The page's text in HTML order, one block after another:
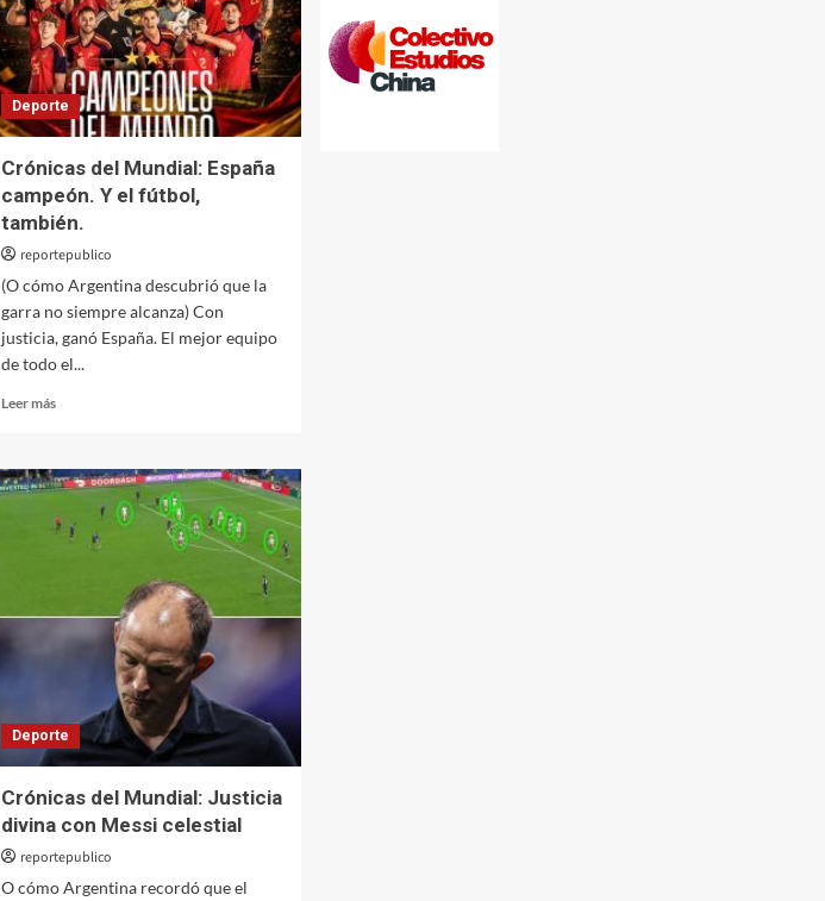
Deporte
Crónicas del Mundial: España
campeón. Y el fútbol,
también.
reportepublico
(O cómo Argentina descubrió que la
garra no siempre alcanza) Con
justicia, ganó España. El mejor equipo
de todo el...
Leer másLeer
Crónicas
del
Mundial:
España
Deporte
Crónicas del Mundial: Justicia
divina con Messi celestial
reportepublico
O cómo Argentina recordó que el